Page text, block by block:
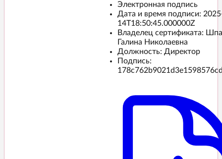
Электронная подпись
Дата и время подписи:
14T18:50:45.000000Z
Владелец сертификата:
Галина Николаевна
Должность: Директор
Подпись: